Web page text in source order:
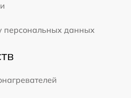
персональных данных